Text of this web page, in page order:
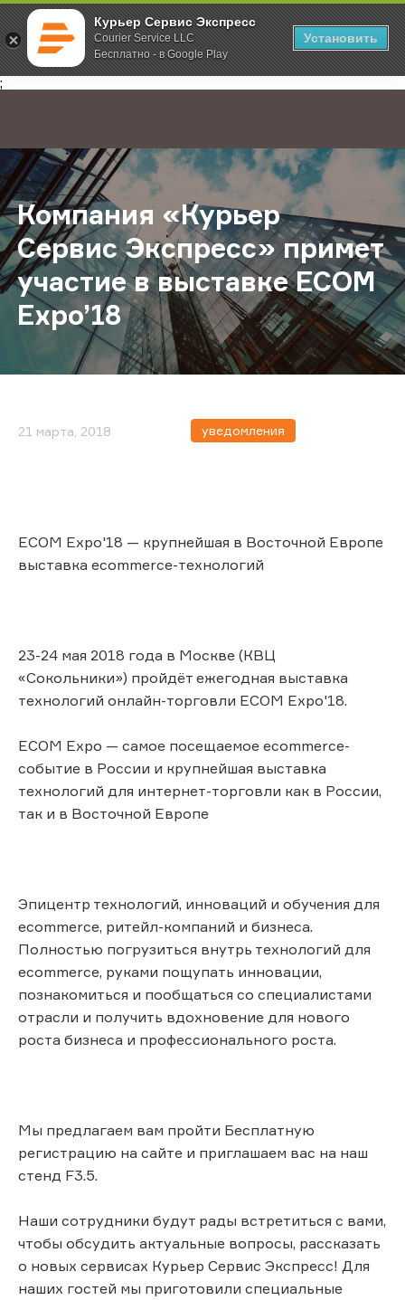
Курьер Сервис Экспресс
Courier Service LLC
Бесплатно - в Google Play
Установить
;
Главная О компании Новости Компания «Курьер Сервис
Компания «Курьер
Сервис Экспресс» примет
участие в выставке ECOM
Expo’18
21 марта, 2018 уведомления
ECOM Expo'18 — крупнейшая в Восточной Европе
выставка ecommerce-технологий
23-24 мая 2018 года в Москве (КВЦ
«Сокольники») пройдёт ежегодная выставка
технологий онлайн-торговли ECOM Expo'18.
ECOM Expo — самое посещаемое ecommerce-
событие в России и крупнейшая выставка
технологий для интернет-торговли как в России,
так и в Восточной Европе
Эпицентр технологий, инноваций и обучения для
ecommerce, ритейл-компаний и бизнеса.
Полностью погрузиться внутрь технологий для
ecommerce, руками пощупать инновации,
познакомиться и пообщаться со специалистами
отрасли и получить вдохновение для нового
роста бизнеса и профессионального роста.
Мы предлагаем вам пройти Бесплатную
регистрацию на сайте и приглашаем вас на наш
стенд F3.5.
Наши сотрудники будут рады встретиться с вами,
чтобы обсудить актуальные вопросы, рассказать
о новых сервисах Курьер Сервис Экспресс! Для
наших гостей мы приготовили специальные